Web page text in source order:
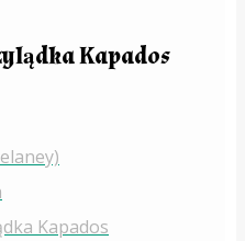
Kapados
Kapados